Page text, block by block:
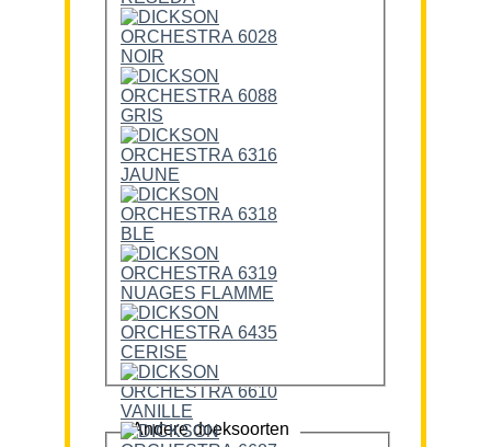
Andere doeksoorten